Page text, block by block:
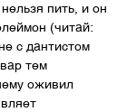
пить, и он
(читай:
с дантистом
тем
оживил